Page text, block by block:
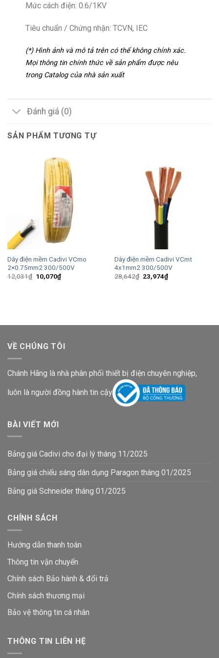
Mức cách điện: 0.6/1KV
Tiêu chuẩn / Chứng nhận: TCVN, IEC
(*) Hình ảnh và mô tả trên có thể không chính xác.
Mọi thông tin chính thức về sản phẩm được nêu
trong Catalog của nhà sản xuất
Đánh giá (0)
SẢN PHẨM TƯƠNG TỰ
Dây điện mềm Cadivi VCmo
2×0.75mm2 300/500V
12,031₫ Giá
gốc
10,070₫Giá
hiện
Dây điện mềm Cadivi VCmt
4x1mm2 300/500V
28,642₫ Giá
gốc
23,974₫Giá
hiện
VỀ CHÚNG TÔI
Chánh Hãng là nhà phân phối thiết bị điện chuyên nghiệp,
luôn là người đồng hành tin cậy
BÀI VIẾT MỚI
Bảng giá Cadivi cho đại lý tháng 11/2025
Bảng giá chiếu sáng dân dụng Paragon tháng 01/2025
Bảng giá Schneider tháng 01/2025
CHÍNH SÁCH
Hướng dẫn thanh toán
Thông tin vận chuyển
Chính sách Bảo hành & đổi trả
Chính sách thương mại
Bảo vệ thông tin cá nhân
THÔNG TIN LIÊN HỆ